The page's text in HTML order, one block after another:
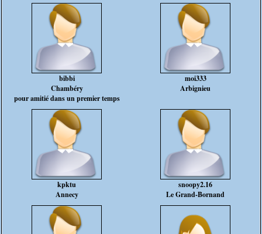
bibbi
Chambéry
pour amitié dans un premier temps
moi333
Arbignieu
kpktu
Annecy
snoopy2.16
Le Grand-Bornand